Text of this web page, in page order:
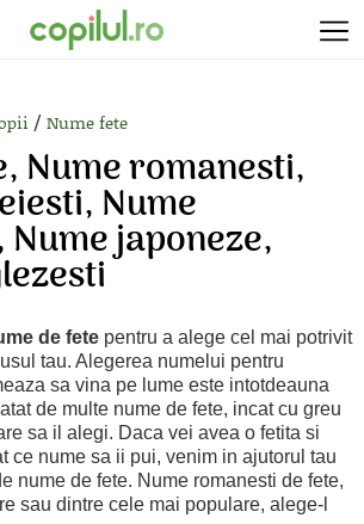
/ Nume fete
Nume romanesti,
Nume
japoneze,
de fete pentru a alege cel mai potrivit
tau. Alegerea numelui pentru
sa vina pe lume este intotdeauna
de multe nume de fete, incat cu greu
sa il alegi. Daca vei avea o fetita si
ce nume sa ii pui, venim in ajutorul tau
nume de fete. Nume romanesti de fete,
sau dintre cele mai populare, alege-l